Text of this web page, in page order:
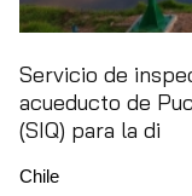
Servicio de
acueducto de
(SIQ) para la di
Chile